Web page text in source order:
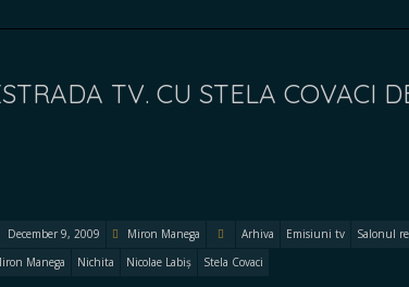
TV. CU STELA COVACI
December 9, 2009 Miron Manega Arhiva Emisiuni tv Salonul
Manega
Nichita Nicolae Labiș Stela Covaci